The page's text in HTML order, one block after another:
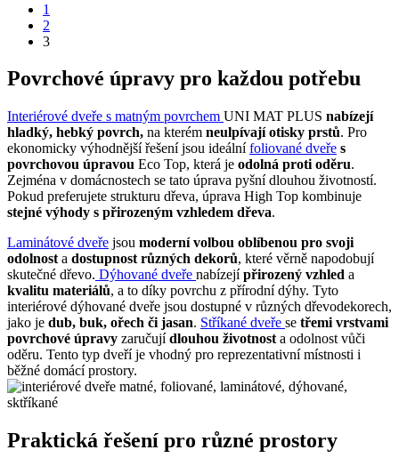
1
2
3
Povrchové úpravy pro každou potřebu
Interiérové dveře s matným povrchem UNI MAT PLUS nabízejí
hladký, hebký povrch, na kterém neulpívají otisky prstů. Pro
ekonomicky výhodnější řešení jsou ideálnífoliované dveře s
povrchovou úpravou Eco Top, která je odolná proti oděru.
Zejména v domácnostech se tato úprava pyšní dlouhou životností.
Pokud preferujete strukturu dřeva, úprava High Top kombinuje
stejné výhody s přirozeným vzhledem dřeva.
Laminátové dveře jsou moderní volbou oblíbenou pro svoji
odolnost a dostupnost různých dekorů, které věrně napodobují
skutečné dřevo. Dýhované dveře nabízejípřirozený vzhled a
kvalitu materiálů, a to díky povrchu z přírodní dýhy. Tyto
interiérové dýhované dveře jsou dostupné v různých dřevodekorech,
jako je dub, buk, ořech či jasan. Stříkané dveře se třemi vrstvami
povrchové úpravy zaručujídlouhou životnost a odolnost vůči
oděru. Tento typ dveří je vhodný pro reprezentativní místnosti i
běžné domácí prostory.
Praktická řešení pro různé prostory